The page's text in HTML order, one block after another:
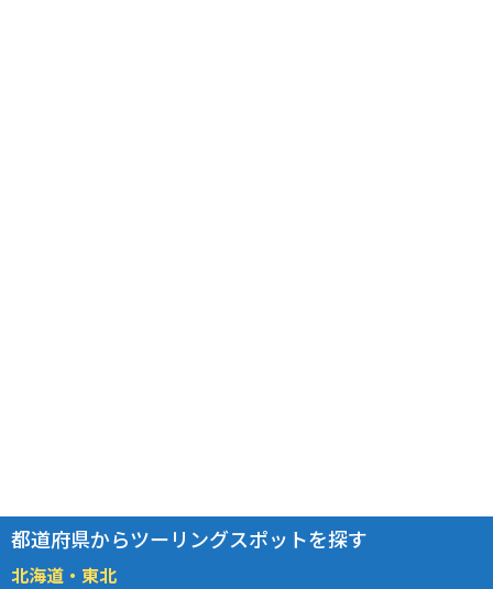
都道府県からツーリングスポットを探す
北海道・東北